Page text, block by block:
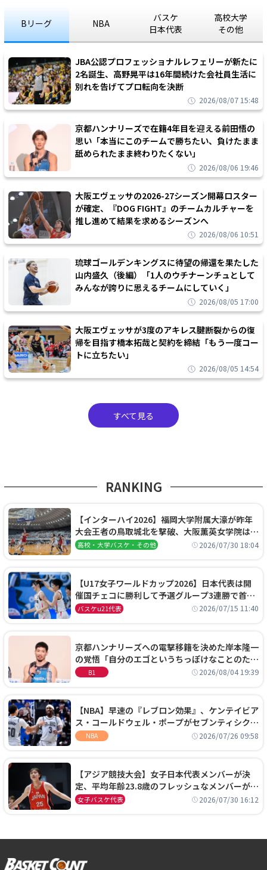
Bリーグ NBA
バスケ
日本代表
高校大学
その他
JBA公認プロフェッショナルレフェリーが新たに
2名誕生、高野晃平は16年間続けた会社員生活に
別れを告げてプロ転向を決断
2026/08/07 15:48
京都ハンナリーズで在籍4年目を迎える前田悟の
思い「本当にこのチームで勝ちたい、負けたまま
舐められたまま終わりたくない」
2026/08/06 19:46
大阪エヴェッサの2026-27シーズン開幕ロスター
が確定、『DOG FIGHT』のチームカルチャーを
推し進めて結果を求めるシーズンへ
2026/08/06 10:51
琉球ゴールデンキングスに待望の帰還を果たした
山内盛久（後編）「1人のウチナーンチュとして
みんなが誇りに思えるチームにしていく」
2026/08/05 17:00
大阪エヴェッサが3度のアキレス腱断裂からの復
帰を目指す橋本拓哉と契約を締結「もう一度コー
トに立ちたい」
2026/08/05 14:54
すべて見る
RANKING
【インターハイ2026】福岡大学附属大濠が昨年
大会王者の鳥取城北を撃破、大阪薫英女学院は岐
阜女子に完勝、大会3日目試合結果
高校・大学バスケ・その他 2026/07/30 18:04
【U17女子ワールドカップ2026】日本代表は開
催国チェコに勝利して予選グループ3連勝で首位
通過！準々決勝の相手はエジプトに決定
バスケu21代表 2026/07/15 11:40
京都ハンナリーズへの電撃移籍を決めた岸本隆一
の覚悟「自分のエゴというちっぽけなことのため
に、京都に来たわけではない」
B1 2026/08/04 19:39
【NBA】早速の『レブロン効果』、ケンテイビア
ス・コールドウェル・ポープがセブンティシクサ
ーズに1年契約で加入
NBA 2026/07/26 09:58
【アジア競技大会】女子日本代表メンバーが決
定、平均年齢23.8歳のフレッシュなメンバーが日
本開催の大舞台で頂点を狙う
女子バスケ代表 2026/07/30 16:12